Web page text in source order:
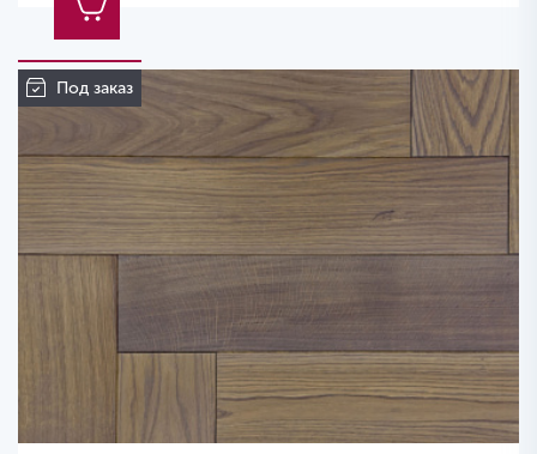
Под заказ